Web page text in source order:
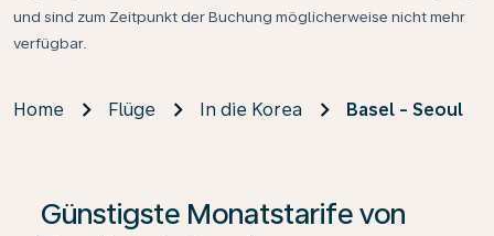
und sind zum Zeitpunkt der Buchung möglicherweise nicht mehr
verfügbar.
Home Flüge In die Korea Basel - Seoul
Günstigste Monatstarife von